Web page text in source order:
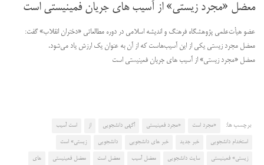
معضل «مجرد زیستی» از آسیب های جریان فمینیستی است
عضو هیأت‌علمی پژوهشگاه فرهنگ و ‌اندیشه اسلامی در دوره مطالعاتی «دختران انقلاب» گفت:
معضل مجرد زیستی یکی از این آسیب‌هاست که از آن به عنوان یک ارزش یاد می‌شود.
معضل «مجرد زیستی» از آسیب های جریان فمینیستی است
برچسب ها: «مجرد است «مجرد فمینیستی آگهی دانشجویی از است آسیب
استخدام دانشجویی خبر جدید خبر های دانشجویی دانشجویی زیستی» است
زیستی» فمینیستی سایت دانشجویی معضل آسیب معضل است معضل فمینیستی های